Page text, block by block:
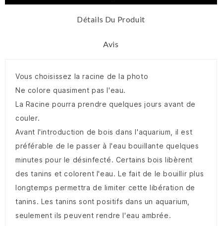
Détails Du Produit
Avis
Vous choisissez la racine de la photo
Ne colore quasiment pas l'eau.
La Racine pourra prendre quelques jours avant de
couler.
Avant l'introduction de bois dans l'aquarium, il est
préférable de le passer à l'eau bouillante quelques
minutes pour le désinfecté. Certains bois libèrent
des tanins et colorent l'eau. Le fait de le bouillir plus
longtemps permettra de limiter cette libération de
tanins. Les tanins sont positifs dans un aquarium,
seulement ils peuvent rendre l'eau ambrée.